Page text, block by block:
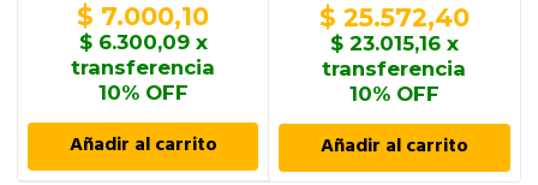
$ 7.000,10
$6.300,09x
transferencia
10% OFF
Añadir al carrito
$ 25.572,40
$23.015,16x
transferencia
10% OFF
Añadir al carrito